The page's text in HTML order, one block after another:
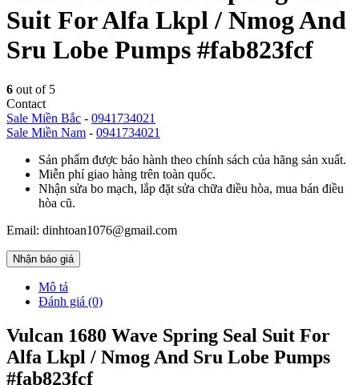
Suit For Alfa Lkpl / Nmog And
Sru Lobe Pumps #fab823fcf
6 out of 5
Contact
Sale Miền Bắc - 0941734021
Sale Miền Nam - 0941734021
Sản phẩm được bảo hành theo chính sách của hãng sản xuất.
Miễn phí giao hàng trên toàn quốc.
Nhận sửa bo mạch, lắp đặt sửa chữa điều hòa, mua bán điều
hòa cũ.
Email: dinhtoan1076@gmail.com
Nhận báo giá
Mô tả
Đánh giá (0)
Vulcan 1680 Wave Spring Seal Suit For
Alfa Lkpl / Nmog And Sru Lobe Pumps
#fab823fcf